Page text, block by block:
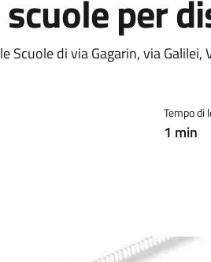
per
notizia
Scuole di via Gagarin, via Galilei,
Tempo di
1 min